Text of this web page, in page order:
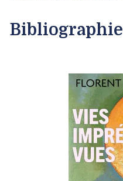
Bibliographie